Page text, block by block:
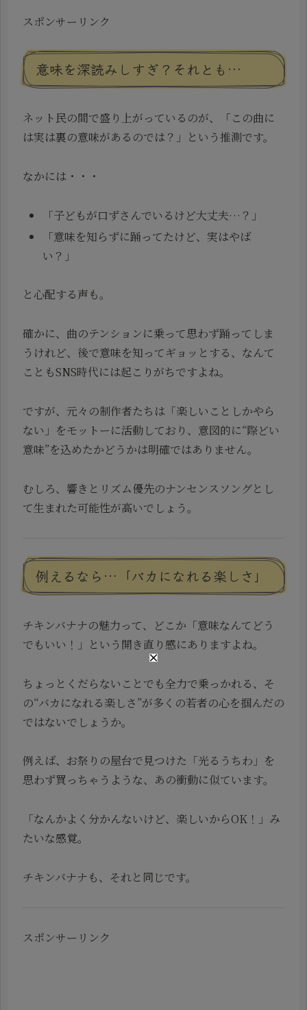
スポンサーリンク
意味を深読みしすぎ？それとも…
ネット民の間で盛り上がっているのが、「この曲に
は実は裏の意味があるのでは？」という推測です。
なかには・・・
「子どもが口ずさんでいるけど大丈夫…？」
「意味を知らずに踊ってたけど、実はやば
い？」
と心配する声も。
確かに、曲のテンションに乗って思わず踊ってしま
うけれど、後で意味を知ってギョッとする、なんて
こともSNS時代には起こりがちですよね。
ですが、元々の制作者たちは「楽しいことしかやら
ない」をモットーに活動しており、意図的に“際どい
意味”を込めたかどうかは明確ではありません。
むしろ、響きとリズム優先のナンセンスソングとし
て生まれた可能性が高いでしょう。
例えるなら…「バカになれる楽しさ」
チキンバナナの魅力って、どこか「意味なんてどう
でもいい！」という開き直り感にありますよね。
ちょっとくだらないことでも全力で乗っかれる、そ
の“バカになれる楽しさ”が多くの若者の心を掴んだの
ではないでしょうか。
例えば、お祭りの屋台で見つけた「光るうちわ」を
思わず買っちゃうような、あの衝動に似ています。
「なんかよく分かんないけど、楽しいからOK！」み
たいな感覚。
チキンバナナも、それと同じです。
スポンサーリンク